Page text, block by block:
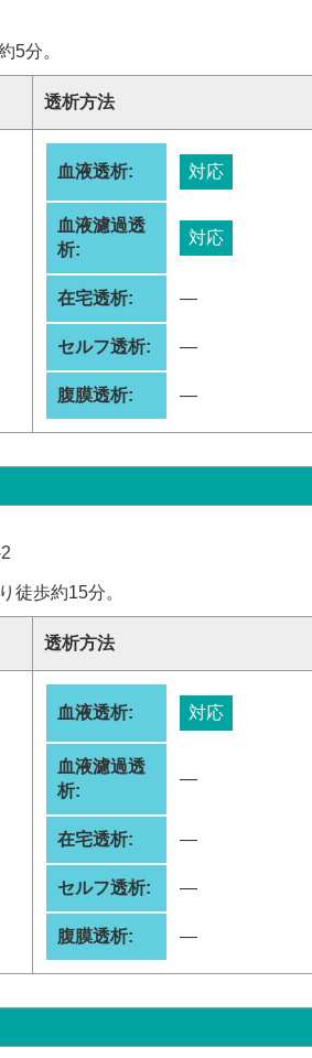
5分。
透析方法
血液透析: 対応
血液濾過透
析:
対応
在宅透析: ―
セルフ透析: ―
腹膜透析: ―
徒歩約15分。
透析方法
血液透析: 対応
血液濾過透
析:
―
在宅透析: ―
セルフ透析: ―
腹膜透析: ―